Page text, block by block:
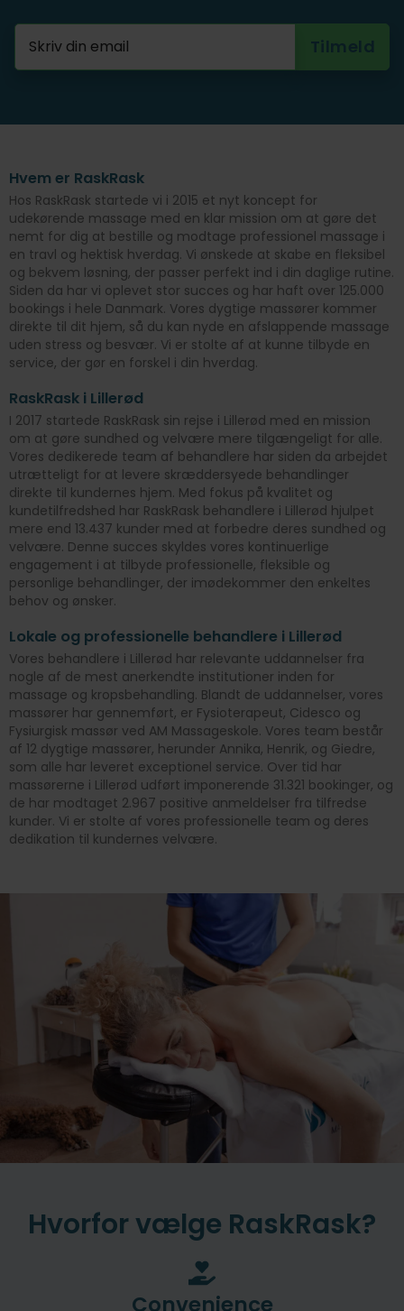
Hvem er RaskRask
Hos RaskRask startede vi i 2015 et nyt koncept for
udekørende massage med en klar mission om at gøre det
nemt for dig at bestille og modtage professionel massage i
en travl og hektisk hverdag. Vi ønskede at skabe en fleksibel
og bekvem løsning, der passer perfekt ind i din daglige rutine.
Siden da har vi oplevet stor succes og har haft over 125.000
bookings i hele Danmark. Vores dygtige massører kommer
direkte til dit hjem, så du kan nyde en afslappende massage
uden stress og besvær. Vi er stolte af at kunne tilbyde en
service, der gør en forskel i din hverdag.
RaskRask i Lillerød
I 2017 startede RaskRask sin rejse i Lillerød med en mission
om at gøre sundhed og velvære mere tilgængeligt for alle.
Vores dedikerede team af behandlere har siden da arbejdet
utrætteligt for at levere skræddersyede behandlinger
direkte til kundernes hjem. Med fokus på kvalitet og
kundetilfredshed har RaskRask behandlere i Lillerød hjulpet
mere end 13.437 kunder med at forbedre deres sundhed og
velvære. Denne succes skyldes vores kontinuerlige
engagement i at tilbyde professionelle, fleksible og
personlige behandlinger, der imødekommer den enkeltes
behov og ønsker.
Lokale og professionelle behandlere i Lillerød
Vores behandlere i Lillerød har relevante uddannelser fra
nogle af de mest anerkendte institutioner inden for
massage og kropsbehandling. Blandt de uddannelser, vores
massører har gennemført, er Fysioterapeut, Cidesco og
Fysiurgisk massør ved AM Massageskole. Vores team består
af 12 dygtige massører, herunder Annika, Henrik, og Giedre,
som alle har leveret exceptionel service. Over tid har
massørerne i Lillerød udført imponerende 31.321 bookinger, og
de har modtaget 2.967 positive anmeldelser fra tilfredse
kunder. Vi er stolte af vores professionelle team og deres
dedikation til kundernes velvære.
Hvorfor vælge RaskRask?
Convenience